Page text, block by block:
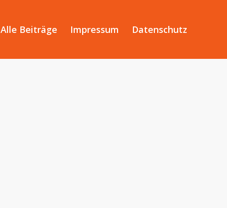
Alle Beiträge Impressum Datenschutz